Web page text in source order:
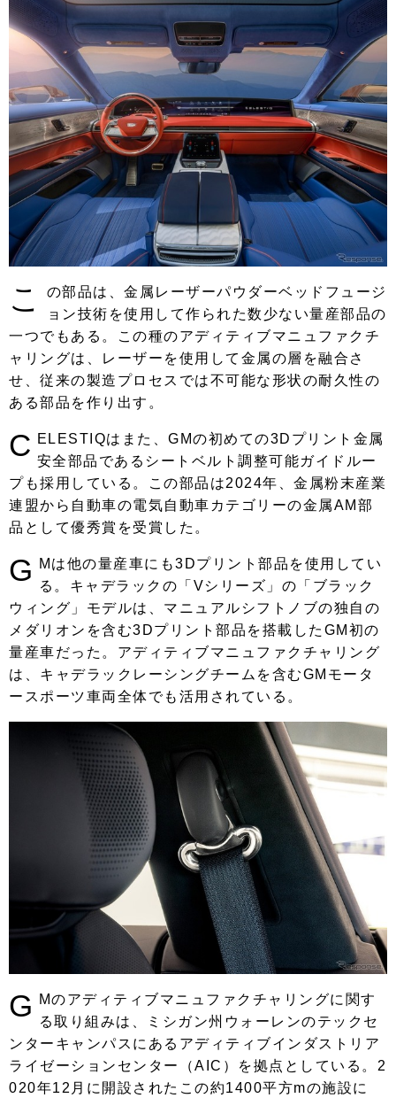
こ
の部品は、金属レーザーパウダーベッドフュージ
ョン技術を使用して作られた数少ない量産部品の
一つでもある。この種のアディティブマニュファクチ
ャリングは、レーザーを使用して金属の層を融合さ
せ、従来の製造プロセスでは不可能な形状の耐久性の
ある部品を作り出す。
C ELESTIQはまた、GMの初めての3Dプリント金属
安全部品であるシートベルト調整可能ガイドルー
プも採用している。この部品は2024年、金属粉末産業
連盟から自動車の電気自動車カテゴリーの金属AM部
品として優秀賞を受賞した。
G
Mは他の量産車にも3Dプリント部品を使用してい
る。キャデラックの「Vシリーズ」の「ブラック
ウィング」モデルは、マニュアルシフトノブの独自の
メダリオンを含む3Dプリント部品を搭載したGM初の
量産車だった。アディティブマニュファクチャリング
は、キャデラックレーシングチームを含むGMモータ
ースポーツ車両全体でも活用されている。
G
Mのアディティブマニュファクチャリングに関す
る取り組みは、ミシガン州ウォーレンのテックセ
ンターキャンパスにあるアディティブインダストリア
ライゼーションセンター（AIC）を拠点としている。2
020年12月に開設されたこの約1400平方mの施設に